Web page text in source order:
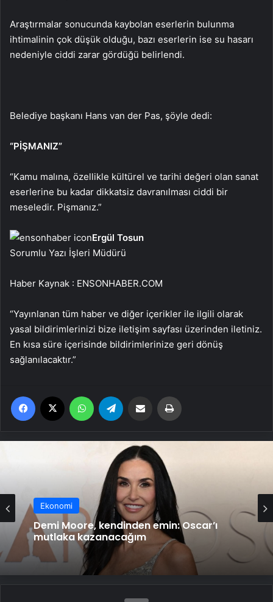
Araştırmalar sonucunda kaybolan eserlerin bulunma
ihtimalinin çok düşük olduğu, bazı eserlerin ise su hasarı
nedeniyle ciddi zarar gördüğü belirlendi.
Belediye başkanı Hans van der Pas, şöyle dedi:
“PİŞMANIZ”
“Kamu malına, özellikle kültürel ve tarihi değeri olan sanat
eserlerine bu kadar dikkatsiz davranılması ciddi bir
meseledir. Pişmanız.”
Ergül Tosun
Sorumlu Yazı İşleri Müdürü
Haber Kaynak : ENSONHABER.COM
“Yayınlanan tüm haber ve diğer içerikler ile ilgili olarak
yasal bildirimlerinizi bize iletişim sayfası üzerinden iletiniz.
En kısa süre içerisinde bildirimlerinize geri dönüş
sağlanılacaktır.”
Facebook WhatsApp Email'den paylaş
Ekonomi
Demi Moore, kendinden emin: Oscar’ı
mutlaka kazanacağım